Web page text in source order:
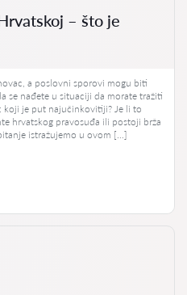
– što je
a poslovni sporovi mogu biti
se nađete u situaciji da morate tražiti
koji je put najučinkovitiji? Je li to
hrvatskog pravosuđa ili postoji brža
istražujemo u ovom […]